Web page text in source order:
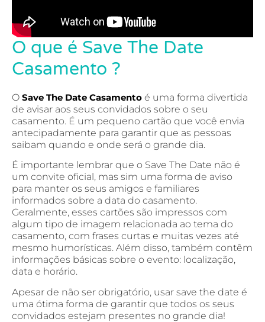
O que é Save The Date
Casamento ?
O Save The Date Casamento é uma forma divertida
de avisar aos seus convidados sobre o seu
casamento. É um pequeno cartão que você envia
antecipadamente para garantir que as pessoas
saibam quando e onde será o grande dia.
É importante lembrar que o Save The Date não é
um convite oficial, mas sim uma forma de aviso
para manter os seus amigos e familiares
informados sobre a data do casamento.
Geralmente, esses cartões são impressos com
algum tipo de imagem relacionada ao tema do
casamento, com frases curtas e muitas vezes até
mesmo humorísticas. Além disso, também contêm
informações básicas sobre o evento: localização,
data e horário.
Apesar de não ser obrigatório, usar save the date é
uma ótima forma de garantir que todos os seus
convidados estejam presentes no grande dia!